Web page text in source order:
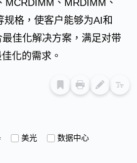
MCRDIMM、MRDIMM、
规格，使客户能够为AI和
佳化解决方案，满足对带
化的需求。
美光
数据中心